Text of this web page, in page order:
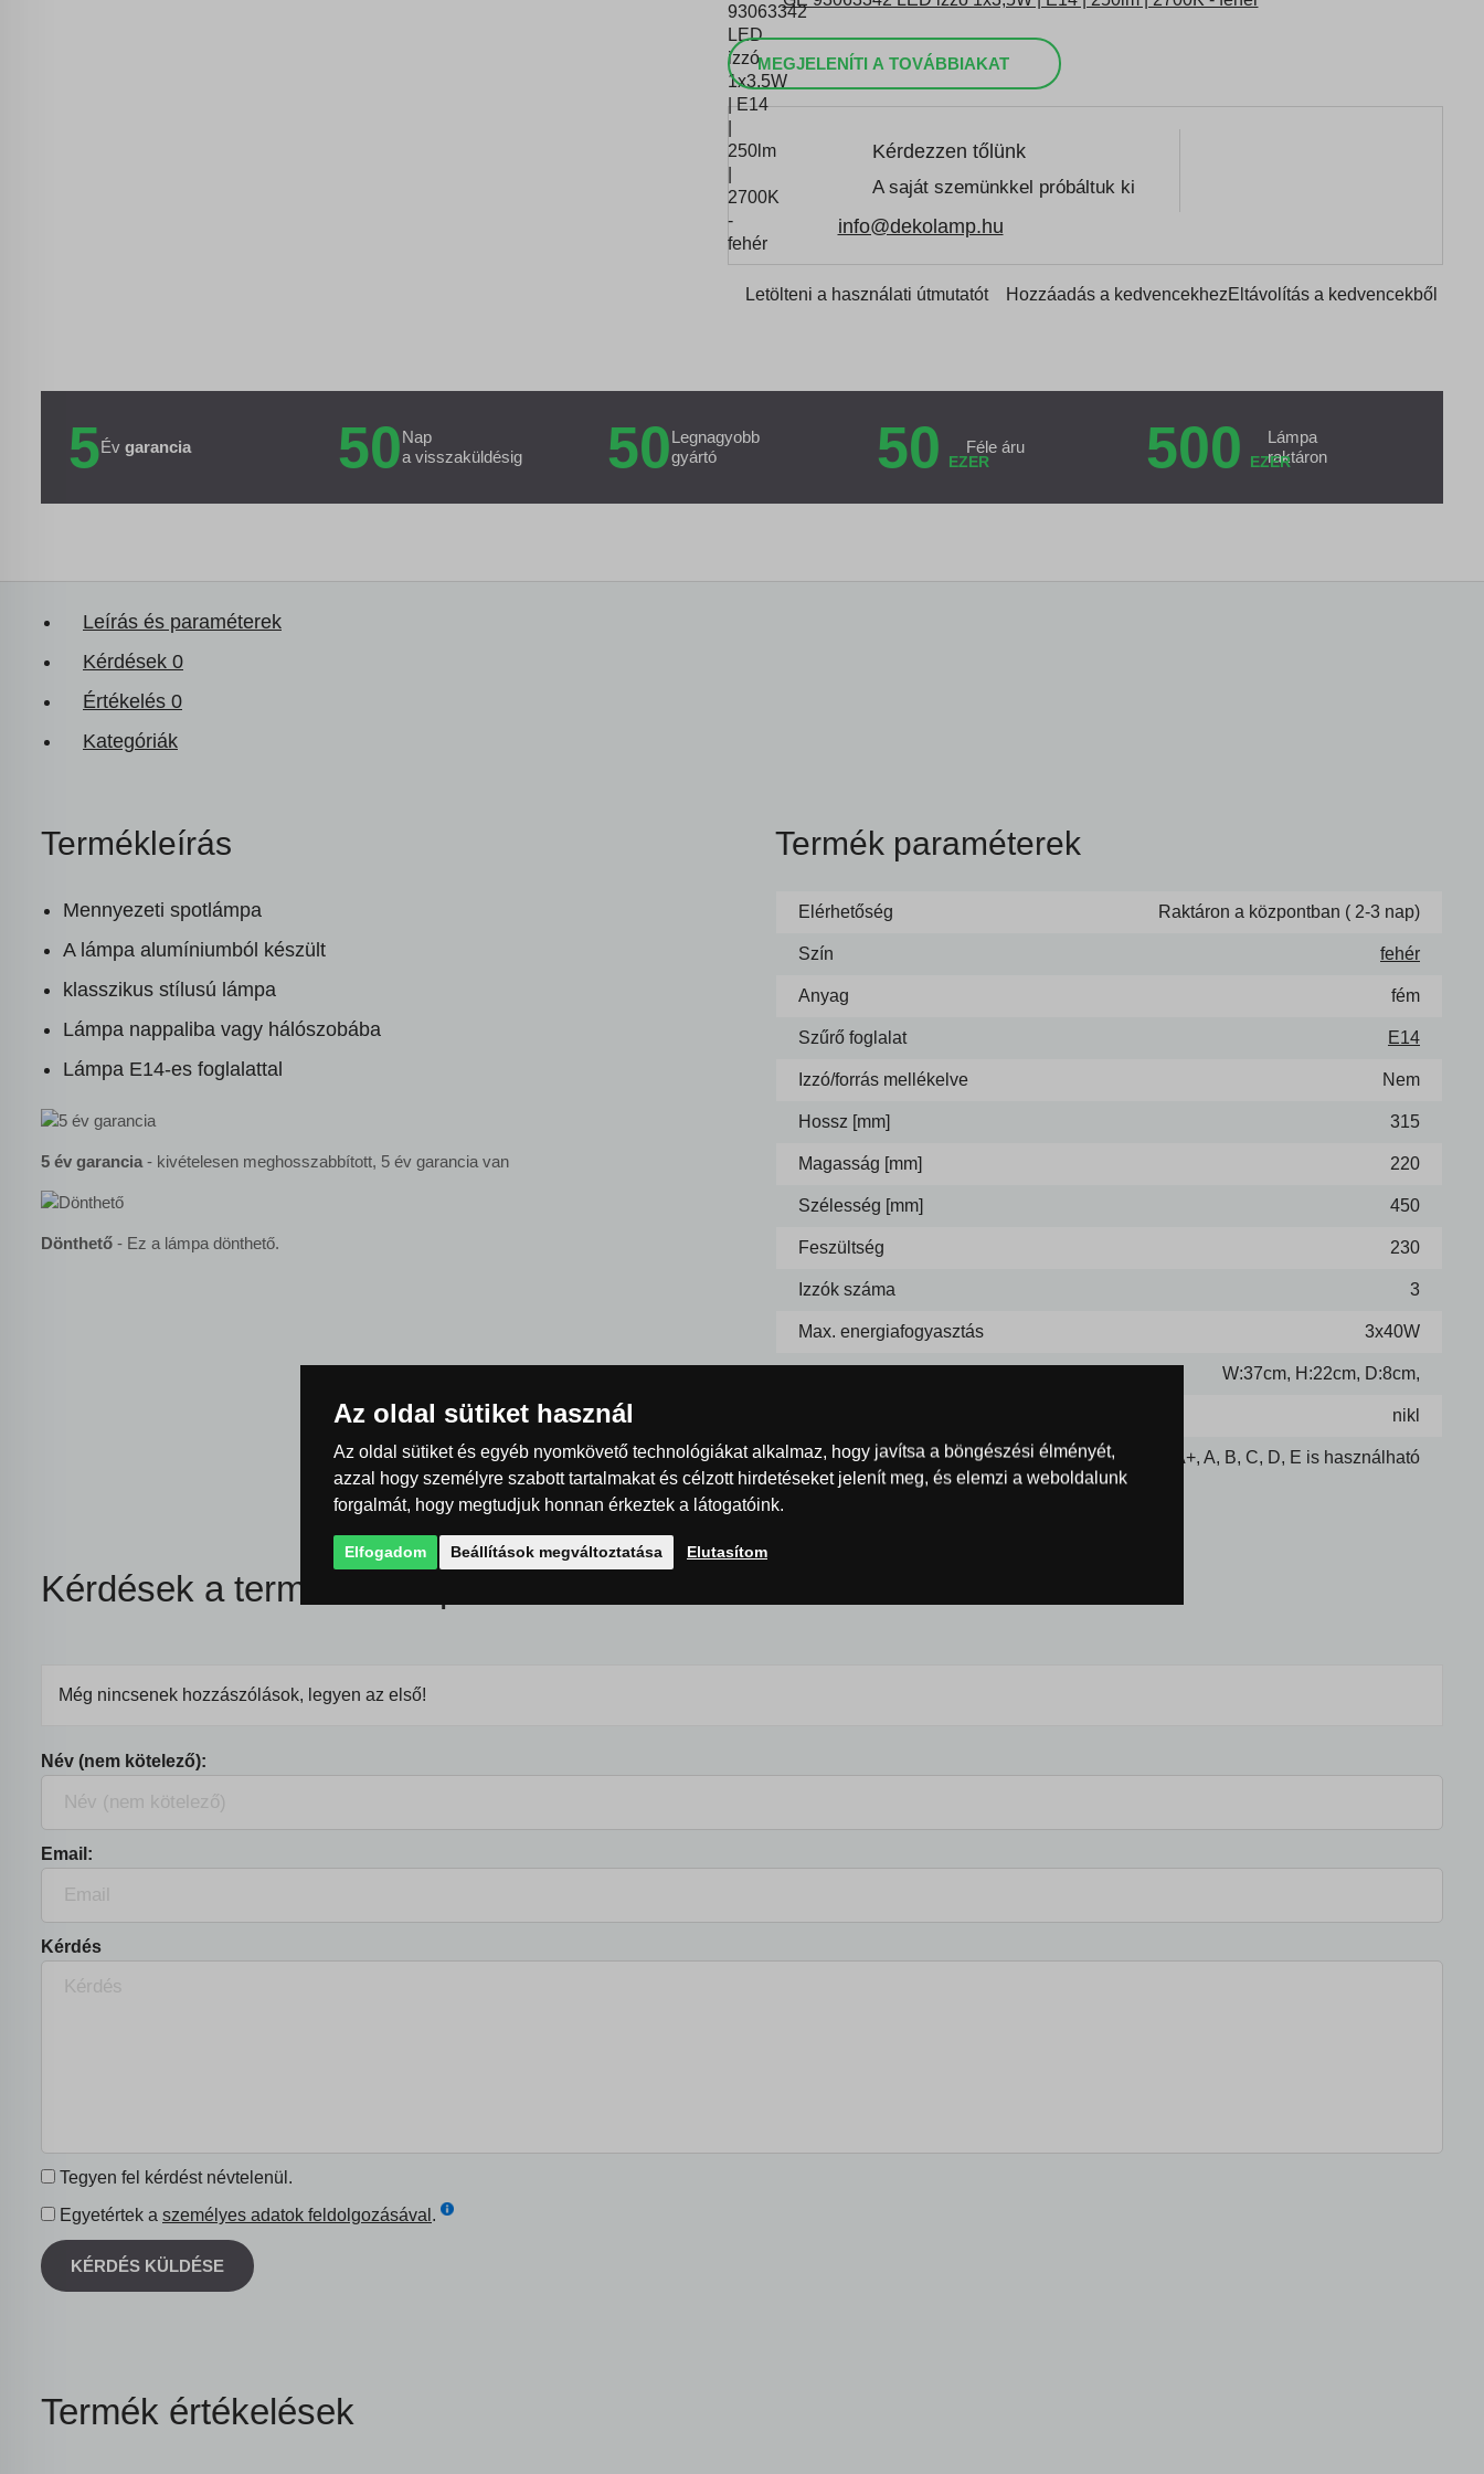
MEGJELENÍTI A TOVÁBBIAKAT
Kérdezzen tőlünk
A saját szemünkkel próbáltuk ki
info@dekolamp.hu
Letölteni a használati útmutatót Hozzáadás a kedvencekhezEltávolítás a kedvencekből
5Év garancia 50Nap
a visszaküldésig
50Legnagyobb
gyártó
50 EZER
Féle áru 500 EZER
Lámpa
raktáron
Leírás és paraméterek
Kérdések 0
Értékelés 0
Kategóriák
Termékleírás
Mennyezeti spotlámpa
A lámpa alumíniumból készült
klasszikus stílusú lámpa
Lámpa nappaliba vagy hálószobába
Lámpa E14-es foglalattal
5 év garancia - kivételesen meghosszabbított, 5 év garancia van
Dönthető - Ez a lámpa dönthető.
Termék paraméterek
Elérhetőség Raktáron a központban ( 2-3 nap)
Szín fehér
Anyag fém
Szűrő foglalat E14
Izzó/forrás mellékelve Nem
Hossz [mm] 315
Magasság [mm] 220
Szélesség [mm] 450
Feszültség 230
Izzók száma 3
Max. energiafogyasztás 3x40W
W:37cm, H:22cm, D:8cm,
nikl
Energiaosztály C, de A++, A+, A, B, C, D, E is használható
Kérdések a termékkel kapcsolatban
Még nincsenek hozzászólások, legyen az első!
Név (nem kötelező):
Email:
Kérdés
Tegyen fel kérdést névtelenül.
Egyetértek a személyes adatok feldolgozásával .
KÉRDÉS KÜLDÉSE
Termék értékelések
Az oldal sütiket használ
Az oldal sütiket és egyéb nyomkövető technológiákat alkalmaz, hogy javítsa a böngészési élményét,
azzal hogy személyre szabott tartalmakat és célzott hirdetéseket jelenít meg, és elemzi a weboldalunk
forgalmát, hogy megtudjuk honnan érkeztek a látogatóink.
Elfogadom Beállítások megváltoztatása Elutasítom